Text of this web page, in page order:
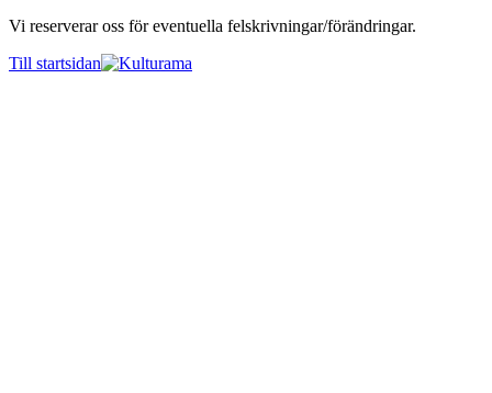
Vi reserverar oss för eventuella felskrivningar/förändringar.
Till startsidan